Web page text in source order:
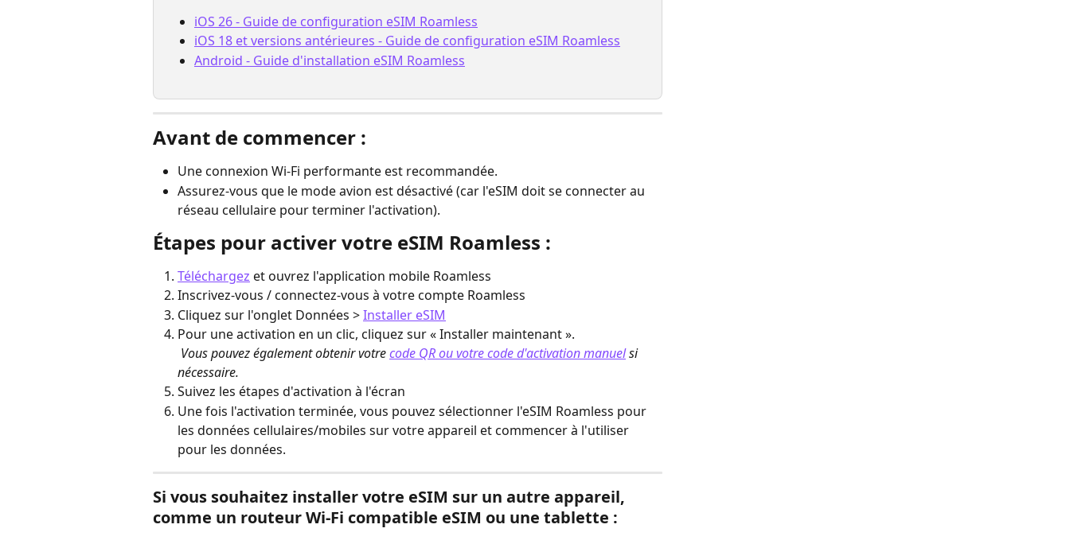
iOS 26 - Guide de configuration eSIM Roamless
iOS 18 et versions antérieures - Guide de configuration eSIM Roamless
Android - Guide d'installation eSIM Roamless
Avant de commencer :
Une connexion Wi-Fi performante est recommandée.
Assurez-vous que le mode avion est désactivé (car l'eSIM doit se connecter au
réseau cellulaire pour terminer l'activation).
Étapes pour activer votre eSIM Roamless :
Téléchargez et ouvrez l'application mobile Roamless
Inscrivez-vous / connectez-vous à votre compte Roamless
Cliquez sur l'onglet Données > Installer eSIM
Pour une activation en un clic, cliquez sur « Installer maintenant ».
Vous pouvez également obtenir votre code QR ou votre code d'activation manuel si
nécessaire.
Suivez les étapes d'activation à l'écran
Une fois l'activation terminée, vous pouvez sélectionner l'eSIM Roamless pour
les données cellulaires/mobiles sur votre appareil et commencer à l'utiliser
pour les données.
Si vous souhaitez installer votre eSIM sur un autre appareil,
comme un routeur Wi-Fi compatible eSIM ou une tablette :